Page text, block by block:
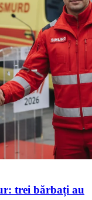
trei bărbați au